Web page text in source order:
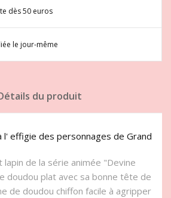
dès 50 euros
le jour-même
du produit
l' effigie des personnages de Grand
de la série animée "Devine
doudou plat avec sa bonne tête de
de doudou chiffon facile à agripper